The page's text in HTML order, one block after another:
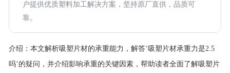
户提供优质塑料加工解决方案，坚持原厂直供，品质可
靠。
介绍： 本文解析吸塑片材的承重能力，解答‘吸塑片材承重力是2.5
吗’的疑问，并介绍影响承重的关键因素，帮助读者全面了解吸塑片